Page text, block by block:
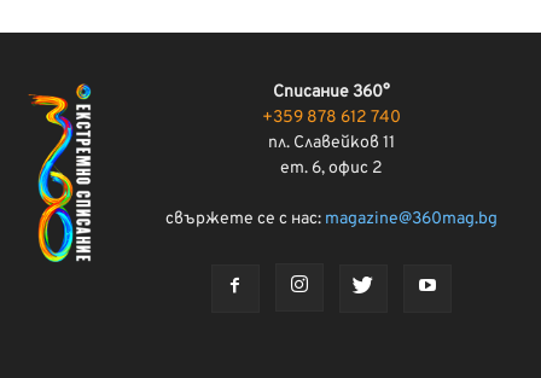
Списание 360°
+359 878 612 740
пл. Славейков 11
ет. 6, офис 2
свържете се с нас: magazine@360mag.bg